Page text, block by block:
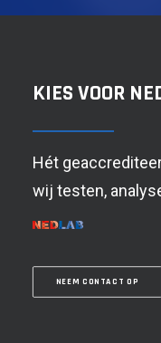
KIES VOOR
Hét
wij testen,
NEEM CONTACT OP